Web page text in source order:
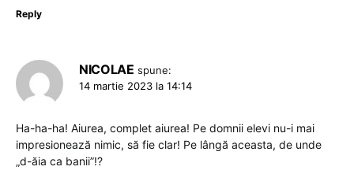
Reply
NICOLAE spune:
14 martie 2023 la 14:14
Ha-ha-ha! Aiurea, complet aiurea! Pe domnii elevi nu-i mai
impresionează nimic, să fie clar! Pe lângă aceasta, de unde
„d-ăia ca banii”!?